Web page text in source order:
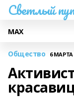
Светлый
МАХ
Общество 6 МАРТА